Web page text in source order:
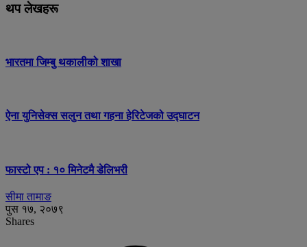
थप लेखहरू
भारतमा जिम्बु थकालीको शाखा
ऐना युनिसेक्स सलुन तथा गहना हेरिटेजको उद्घाटन
फास्टो एप : १० मिनेटमै डेलिभरी
सीमा तामाङ
पुस १७, २०७९
Shares